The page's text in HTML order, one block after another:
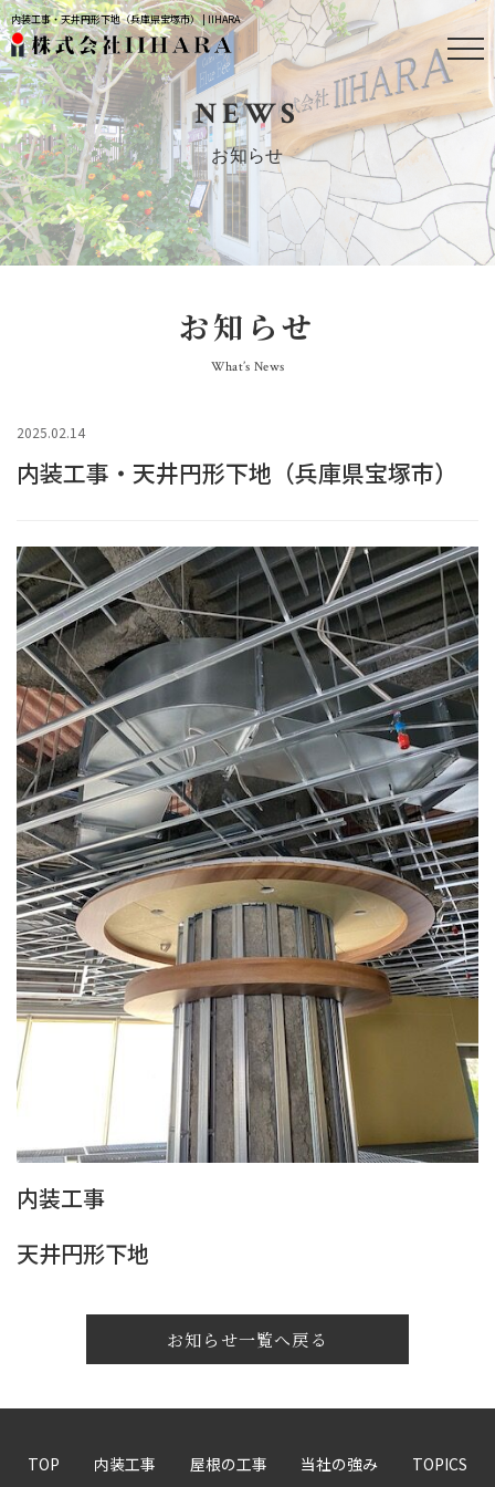
内装工事・天井円形下地（兵庫県宝塚市） | IIHARA
NEWS
お知らせ
お知らせ
What’s News
2025.02.14
内装工事・天井円形下地（兵庫県宝塚市）
内装工事
天井円形下地
お知らせ一覧へ戻る
TOP 内装工事 屋根の工事 当社の強み TOPICS